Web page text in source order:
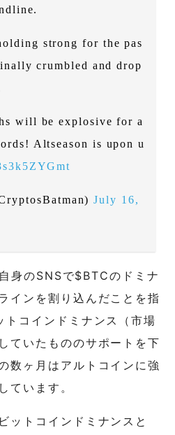
strong for the pas
crumbled and drop
will be explosive for a
Altseason is upon u
July 16,
身のSNSで$BTCのドミナ
インを割り込んだことを指
コインドミナンス（市場
ていたもののサポートを下
数ヶ月はアルトコインに強
ています。
ットコインドミナンスと